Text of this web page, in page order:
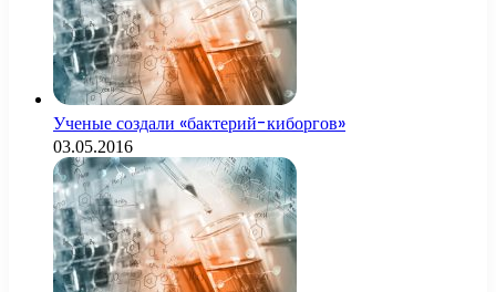
Ученые создали «бактерий-киборгов»
03.05.2016